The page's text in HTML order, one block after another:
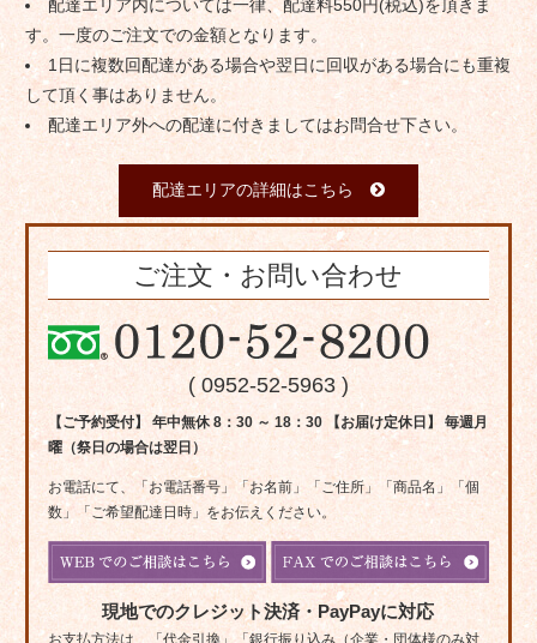
配達エリア内については一律、配達料550円(税込)を頂きま
す。一度のご注文での金額となります。
1日に複数回配達がある場合や翌日に回収がある場合にも重複
して頂く事はありません。
配達エリア外への配達に付きましてはお問合せ下さい。
配達エリアの詳細はこちら
ご注文・お問い合わせ
( 0952-52-5963 )
【ご予約受付】 年中無休 8：30 ～ 18：30 【お届け定休日】 毎週月
曜（祭日の場合は翌日）
お電話にて、「お電話番号」「お名前」「ご住所」「商品名」「個
数」「ご希望配達日時」をお伝えください。
現地でのクレジット決済・PayPayに対応
お支払方法は、「代金引換」「銀行振り込み（企業・団体様のみ対